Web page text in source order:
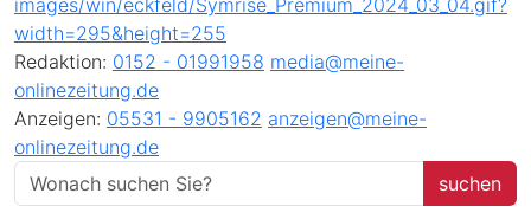
Redaktion: 0152 - 01991958 media@meine-
onlinezeitung.de
Anzeigen: 05531 - 9905162 anzeigen@meine-
onlinezeitung.de